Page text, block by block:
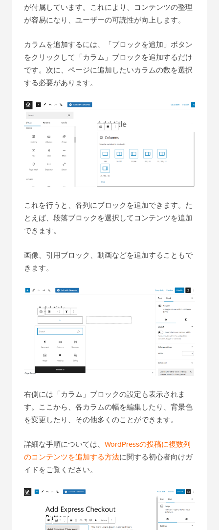
が付属しています。これにより、コンテンツの整理
が容易になり、ユーザーの可読性が向上します。
カラムを追加するには、「ブロックを追加」ボタン
をクリックして「カラム」ブロックを追加するだけ
です。次に、ページに追加したいカラムの数を選択
する必要があります。
これを行うと、各列にブロックを追加できます。た
とえば、段落ブロックを選択してコンテンツを追加
できます。
画像、引用ブロック、動画などを追加することもで
きます。
右側には「カラム」ブロックの設定も表示されま
す。ここから、各カラムの幅を編集したり、背景色
を変更したり、その他多くのことができます。
詳細な手順については、 WordPressの投稿に複数列
のコンテンツを追加する方法に関する初心者向けガ
イドをご覧ください。